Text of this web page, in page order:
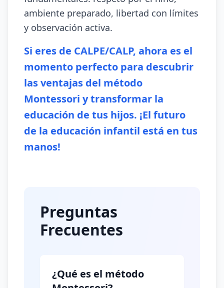
ambiente preparado, libertad con límites
y observación activa.
Si eres de CALPE/CALP, ahora es el
momento perfecto para descubrir
las ventajas del método
Montessori y transformar la
educación de tus hijos. ¡El futuro
de la educación infantil está en tus
manos!
Preguntas
Frecuentes
¿Qué es el método